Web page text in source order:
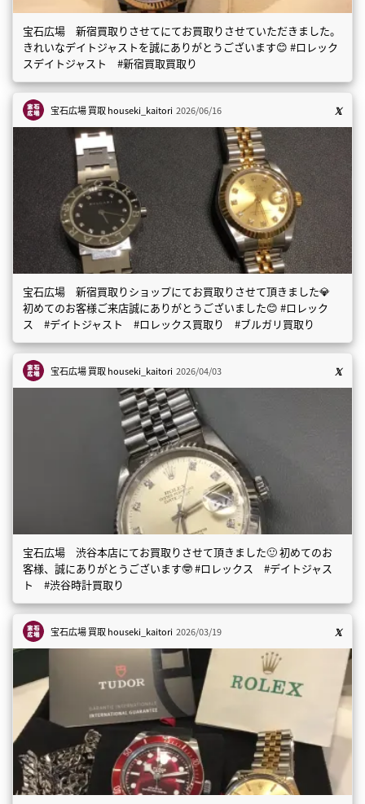
宝石広場 新宿買取りさせてにてお買取りさせていただきました。
きれいなデイトジャストを誠にありがとうございます😊 #ロレック
スデイトジャスト #新宿買取買取り
宝石広場 買取houseki_kaitori 2026/06/16
宝石広場 新宿買取りショップにてお買取りさせて頂きました💎
初めてのお客様ご来店誠にありがとうございました😊 #ロレック
ス #デイトジャスト #ロレックス買取り #ブルガリ買取り
宝石広場 買取houseki_kaitori 2026/04/03
宝石広場 渋谷本店にてお買取りさせて頂きました🙂 初めてのお
客様、誠にありがとうございます🤓 #ロレックス #デイトジャス
ト #渋谷時計買取り
宝石広場 買取houseki_kaitori 2026/03/19